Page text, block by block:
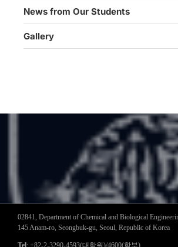
News from Our Students
Gallery
02841, Department of Chemical and Biological
145 Anam-ro, Seongbuk-gu, Seoul, Republic of Korea